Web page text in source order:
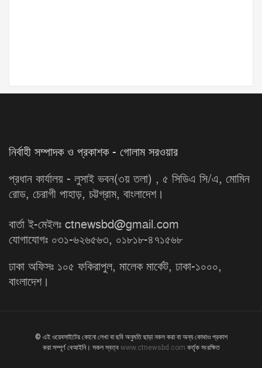
নির্বাহী সম্পাদক ও প্রকাশক - গোলাম সরওয়ার
প্রধান কার্যালয় - লুসাই ভবন(৩য় তলা) , ৫ সিডিএ সি/এ, মোমিন
রোড, চেরাগী পাহাড়, চট্টগ্রাম, বাংলাদেশ।
বার্তা ই-মেইলঃ ctnewsbd@gmail.com
যোগাযোগঃ ০৩১-৬২৬৫৬৩, ০১৮১৮-৪৭১৫৬৮
ঢাকা অফিসঃ ১০৫ ফকিরাপুল, মালেক মার্কেট, ঢাকা-১০০০,
বাংলাদেশ।
© এই ওয়েবসাইটের কোনো লেখা বা ছবি অনুমতি ছাড়া নকল করা বা অন্য কোথাও প্রকাশ
করা সম্পূর্ণ বেআইনি। সকল স্বত্ব www.ctnewsbd.com কর্তৃক সংরক্ষিত